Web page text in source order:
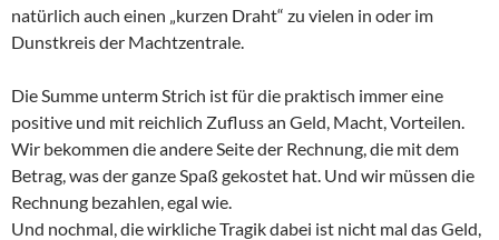
natürlich auch einen „kurzen Draht“ zu vielen in oder im
Dunstkreis der Machtzentrale.
Die Summe unterm Strich ist für die praktisch immer eine
positive und mit reichlich Zufluss an Geld, Macht, Vorteilen.
Wir bekommen die andere Seite der Rechnung, die mit dem
Betrag, was der ganze Spaß gekostet hat. Und wir müssen die
Rechnung bezahlen, egal wie.
Und nochmal, die wirkliche Tragik dabei ist nicht mal das Geld,